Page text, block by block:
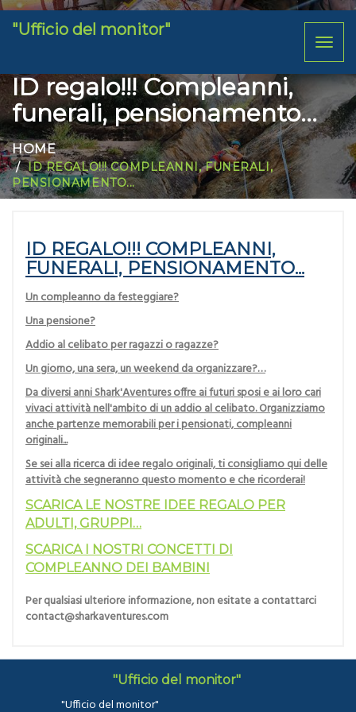
"Ufficio del monitor"
ID regalo!!! Compleanni,
funerali, pensionamento...
HOME
ID REGALO!!! COMPLEANNI, FUNERALI,
PENSIONAMENTO...
ID REGALO!!! COMPLEANNI,
FUNERALI, PENSIONAMENTO...
Un compleanno da festeggiare?
Una pensione?
Addio al celibato per ragazzi o ragazze?
Un giorno, una sera, un weekend da organizzare?…
Da diversi anni Shark'Aventures offre ai futuri sposi e ai loro cari
vivaci attività nell'ambito di un addio al celibato. Organizziamo
anche partenze memorabili per i pensionati, compleanni
originali...
Se sei alla ricerca di idee regalo originali, ti consigliamo qui delle
attività che segneranno questo momento e che ricorderai!
SCARICA LE NOSTRE IDEE REGALO PER
ADULTI, GRUPPI…
SCARICA I NOSTRI CONCETTI DI
COMPLEANNO DEI BAMBINI
Per qualsiasi ulteriore informazione, non esitate a contattarci
contact@sharkaventures.com
"Ufficio del monitor"
"Ufficio del monitor"